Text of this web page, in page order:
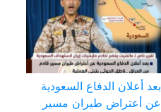
بعد أعلان الدفاع السعودية
عن أعتراض طيران مسير